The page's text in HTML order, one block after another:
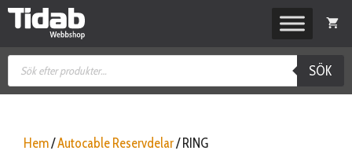
Hoppa
Produktsökning
SÖK
Hem/Autocable Reservdelar/ RING